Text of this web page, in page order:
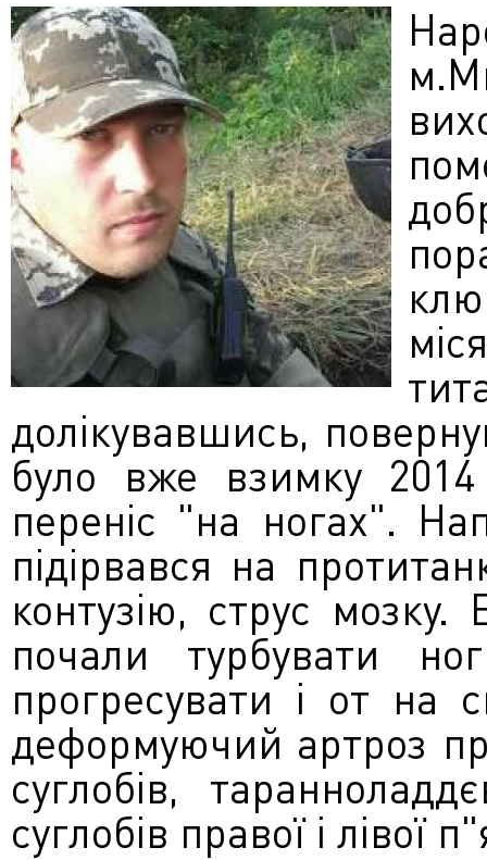
долікувавшись,
було вже взимку
переніс "на ногах".
підірвався на
контузію, струс
почали турбувати
прогресувати і от на
деформуючий артроз
суглобів,
суглобів правої і лівої